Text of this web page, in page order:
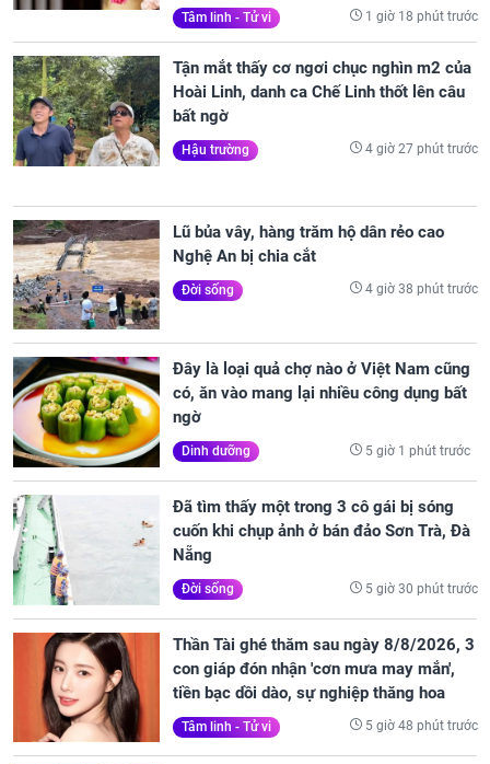
Tâm linh - Tử vi 1 giờ 18 phút trước
Tận mắt thấy cơ ngơi chục nghìn m2 của
Hoài Linh, danh ca Chế Linh thốt lên câu
bất ngờ
Hậu trường 4 giờ 27 phút trước
Lũ bủa vây, hàng trăm hộ dân rẻo cao
Nghệ An bị chia cắt
Đời sống 4 giờ 38 phút trước
Đây là loại quả chợ nào ở Việt Nam cũng
có, ăn vào mang lại nhiều công dụng bất
ngờ
Dinh dưỡng 5 giờ 1 phút trước
Đã tìm thấy một trong 3 cô gái bị sóng
cuốn khi chụp ảnh ở bán đảo Sơn Trà, Đà
Nẵng
Đời sống 5 giờ 30 phút trước
Thần Tài ghé thăm sau ngày 8/8/2026, 3
con giáp đón nhận 'cơn mưa may mắn',
tiền bạc dồi dào, sự nghiệp thăng hoa
Tâm linh - Tử vi 5 giờ 48 phút trước